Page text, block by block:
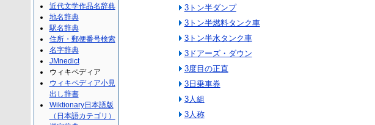
3トン半ダンプ
3トン半燃料タンク車
3トン半水タンク車
3ドアーズ・ダウン
3度目の正直
3日乗車券
3人組
3人称
近代文学作品名辞典
地名辞典
駅名辞典
住所・郵便番号検索
名字辞典
JMnedict
ウィキペディア
ウィキペディア小見
出し辞書
Wiktionary日本語版
（日本語カテゴリ）